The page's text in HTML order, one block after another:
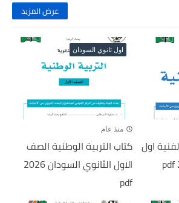
عرض المزيد
اول
اول ثانوي السودان
منذ عام
كتاب التربية الوطنية الصف
الاول الثانوي السودان 2026
pdf